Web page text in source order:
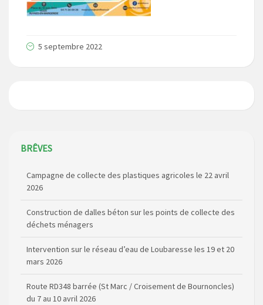
5 septembre 2022
BRÊVES
Campagne de collecte des plastiques agricoles le 22 avril
2026
Construction de dalles béton sur les points de collecte des
déchets ménagers
Intervention sur le réseau d’eau de Loubaresse les 19 et 20
mars 2026
Route RD348 barrée (St Marc / Croisement de Bournoncles)
du 7 au 10 avril 2026